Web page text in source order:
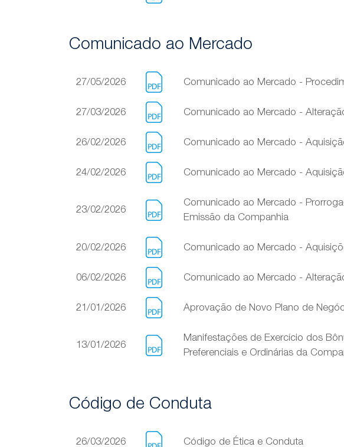
Comunicado ao Mercado
27/05/2026 Comunicado ao Mercado -
27/03/2026 Comunicado ao Mercado -
26/02/2026 Comunicado ao Mercado -
24/02/2026 Comunicado ao Mercado -
23/02/2026
Comunicado ao Mercado -
Emissão da Companhia
20/02/2026 Comunicado ao Mercado -
06/02/2026 Comunicado ao Mercado -
21/01/2026 Aprovação de Novo Plano de
13/01/2026
Manifestações de Exercício dos
Preferenciais e Ordinárias da
Código de Conduta
26/03/2026 Código de Ética e Conduta